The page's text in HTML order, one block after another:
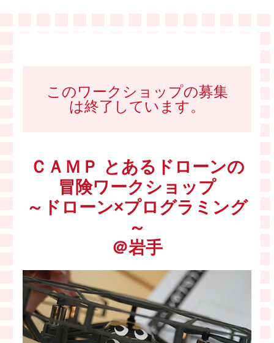
このワークショップの募集
は終了しています。
ＣＡＭＰ とあるドローンの
冒険ワークショップ
～ドローン×プログラミング
～
＠岩手